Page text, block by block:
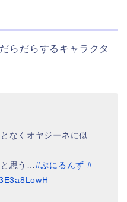
らだらするキャラクタ
なくオヤジーネに似
と思う…#ぷにるんず #